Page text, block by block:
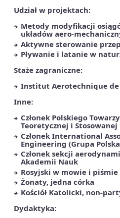
Udział w projektach:
Metody modyfikacji
układów aero-
Aktywne sterowanie
Pływanie i latanie w
Staże zagraniczne:
Institut Aerotechnique de
Inne:
Członek Polskiego
Teoretycznej i Stosowanej
Członek International
Engineering (Grupa
Członek sekcji
Akademii Nauk
Rosyjski w mowie i piśmie
Żonaty, jedna córka
Kościół Katolicki, non-
Dydaktyka: